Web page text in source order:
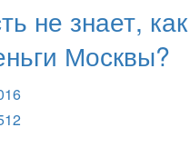
не знает, как
Москвы?